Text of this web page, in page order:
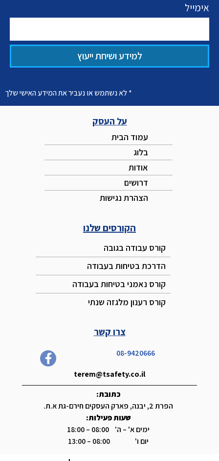
אימייל
למידע ושיחת ייעוץ
* לא נשתמש או נעביר את המידע האישי שלך
על העסק
עמוד הבית
בלוג
אודות
דרושים
הצהרת נגישות
הקורסים שלנו
קורס עבודה בגובה
הדרכת בטיחות בעבודה
קורס נאמני בטיחות בעבודה
קורס רענון מלגזה שנתי
צרו קשר
08-9420666
terem@tsafety.co.il
כתובת:
הפרת 2, יבנה, פארק העסקים חירם-גת א.ת.
שעות פעילות:
ימים א' – ה' 08:00 – 18:00
יום ו' 08:00 – 13:00